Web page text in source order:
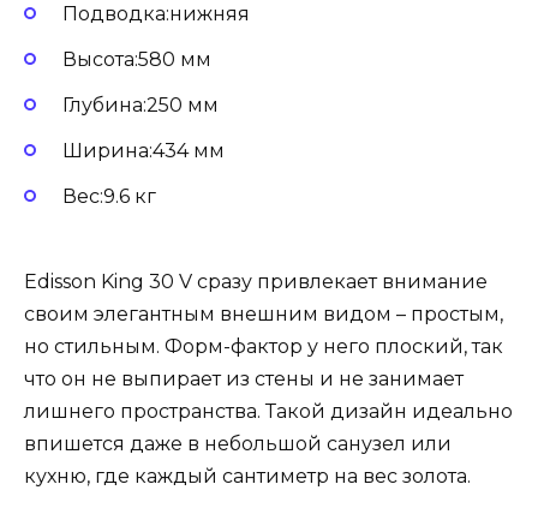
Подводка:нижняя
Высота:580 мм
Глубина:250 мм
Ширина:434 мм
Вес:9.6 кг
Edisson King 30 V сразу привлекает внимание
своим элегантным внешним видом – простым,
но стильным. Форм-фактор у него плоский, так
что он не выпирает из стены и не занимает
лишнего пространства. Такой дизайн идеально
впишется даже в небольшой санузел или
кухню, где каждый сантиметр на вес золота.